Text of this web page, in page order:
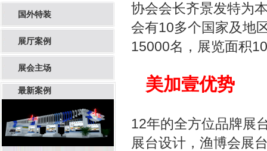
国外特装
展厅案例
展会主场
最新案例
协会会长齐景发特为
会有10多个国家及地
15000名，展览面积
美加壹优势
12年的全方位品牌展
展台设计 ， 渔博会展